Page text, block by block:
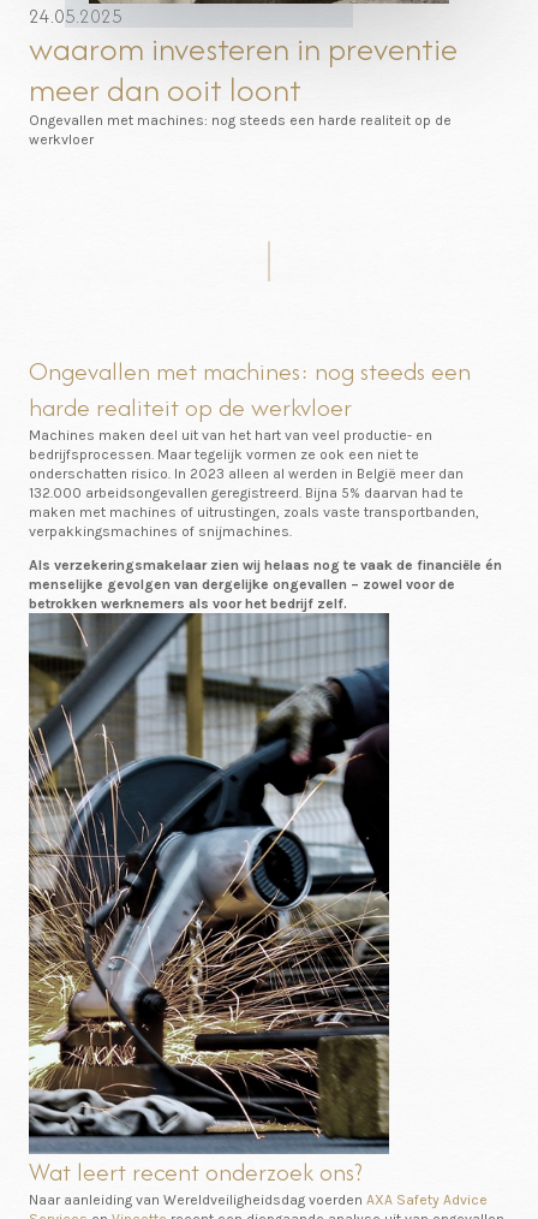
24.05.2025
waarom investeren in preventie
meer dan ooit loont
Ongevallen met machines: nog steeds een harde realiteit op de
werkvloer
Ongevallen met machines: nog steeds een
harde realiteit op de werkvloer
Machines maken deel uit van het hart van veel productie- en
bedrijfsprocessen. Maar tegelijk vormen ze ook een niet te
onderschatten risico. In 2023 alleen al werden in België meer dan
132.000 arbeidsongevallen geregistreerd. Bijna 5% daarvan had te
maken met machines of uitrustingen, zoals vaste transportbanden,
verpakkingsmachines of snijmachines.
Als verzekeringsmakelaar zien wij helaas nog te vaak de financiële én
menselijke gevolgen van dergelijke ongevallen – zowel voor de
betrokken werknemers als voor het bedrijf zelf.
Wat leert recent onderzoek ons?
Naar aanleiding van Wereldveiligheidsdag voerden AXA Safety Advice